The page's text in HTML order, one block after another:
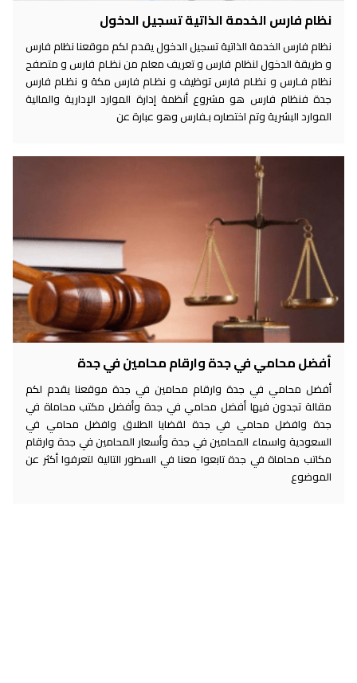
نظام فارس الخدمة الذاتية تسجيل الدخول
نظام فارس الخدمة الذاتية تسجيل الدخول يقدم لكم موقعنا نظام فارس
و طريقة الدخول لنظام فارس و تعريف معلم من نظـام فارس و متصفح
نظام فـارس و نظـام فارس توظيف و نظـام فارس مكة و نظـام فارس
جدة فنظام فارس هو مشروع أنظمة إدارة الموارد الإدارية والمالية
الموارد البشرية وتم اختصاره بـفارس وهو عبارة عن
أفضل محامي في جدة وارقام محامين في جدة
أفضل محامي في جدة وارقام محامين في جدة موقعنا يقدم لكم
مقالة تجدون فيها أفضل محامي في جدة وأفضل مكتب محاماة في
جدة وافضل محامي في جدة لقضايا الطلاق وافضل محامي في
السعودية واسماء المحامين في جدة وأسعار المحامين في جدة وارقام
مكاتب محاماة في جدة تابعوا معنا في السطور التالية لتعرفوا أكثر عن
الموضوع